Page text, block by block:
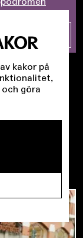
kakor på
göra